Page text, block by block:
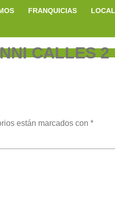
FRANQUICIAS
CALLES 2
están marcados con *